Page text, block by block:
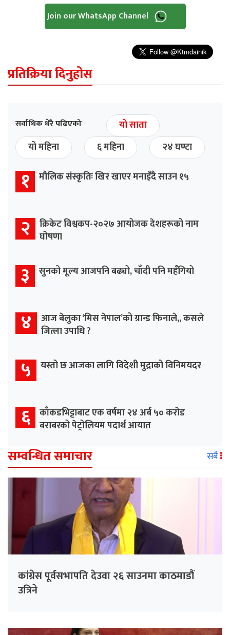
Join our WhatsApp Channel
प्रतिक्रिया दिनुहोस
सर्वाधिक धेरै पढिएको
यो साता
यो महिना
६ महिना २४ घण्टा
१ मौलिक संस्कृतिः खिर खाएर मनाइँदै साउन १५
२ क्रिकेट विश्वकप-२०२७ आयोजक देशहरूको नाम
घोषणा
३ सुनको मूल्य आजपनि बढ्यो, चाँदी पनि महँगियो
४ आज बेलुका ‘मिस नेपाल’को ग्रान्ड फिनाले,, कसले
जित्ला उपाधि ?
५ यस्तो छ आजका लागि विदेशी मुद्राको विनिमयदर
६ काँकडभिट्टाबाट एक वर्षमा २४ अर्ब ५० करोड
बराबरको पेट्रोलियम पदार्थ आयात
सम्वन्धित समाचार सबै
कांग्रेस पूर्वसभापति देउवा २६ साउनमा काठमाडौं
उत्रिने